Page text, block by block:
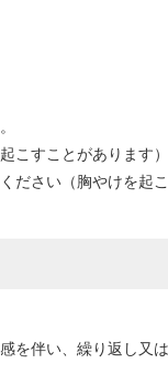
こすことがあります）
ださい（胸やけを起
を伴い、繰り返し